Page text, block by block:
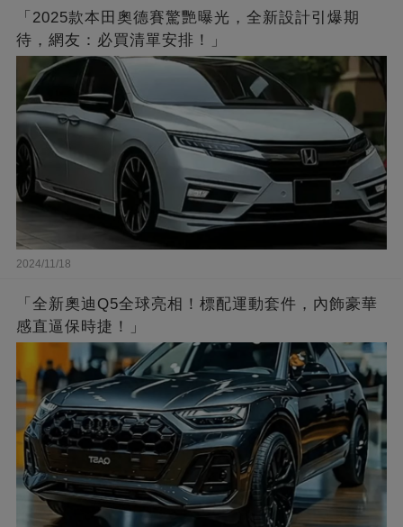
「2025款本田奧德賽驚艷曝光，全新設計引爆期
待，網友：必買清單安排！」
2024/11/18
「全新奧迪Q5全球亮相！標配運動套件，內飾豪華
感直逼保時捷！」